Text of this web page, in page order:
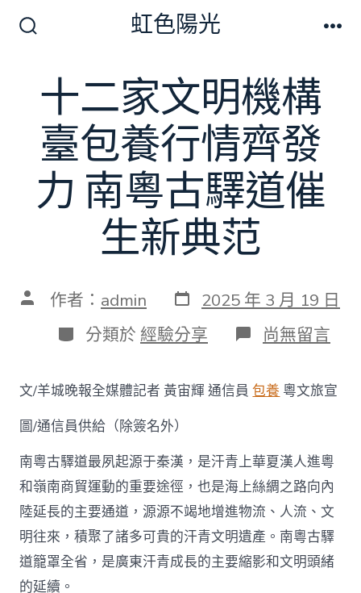
換
關
虹色陽光
十二家文明機構
臺包養行情齊發
力 南粵古驛道催
生新典范
文 作者： admin 發
表
日
期
2025 年 3 月 19 日
分
類
分類於 經驗分享 在
〈十
家
文
臺
包
養
行
情
齊
發
尚無留言
文/羊城晚報全媒體記者 黃宙輝 通信員包養 粵文旅宣
圖/通信員供給（除簽名外）
南粵古驛道最夙起源于秦漢，是汗青上華夏漢人進粵
和嶺南商貿運動的重要途徑，也是海上絲綢之路向內
陸延長的主要通道，源源不竭地增進物流、人流、文
明往來，積聚了諸多可貴的汗青文明遺產。南粵古驛
道籠罩全省，是廣東汗青成長的主要縮影和文明頭緒
的延續。